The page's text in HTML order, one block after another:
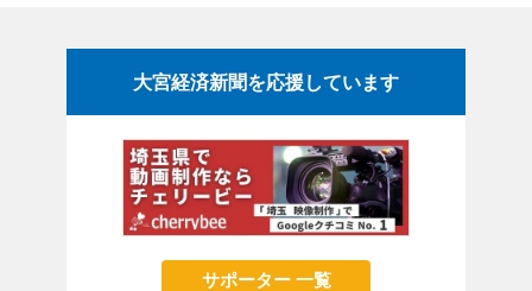
大宮経済新聞を応援しています
サポーター 一覧